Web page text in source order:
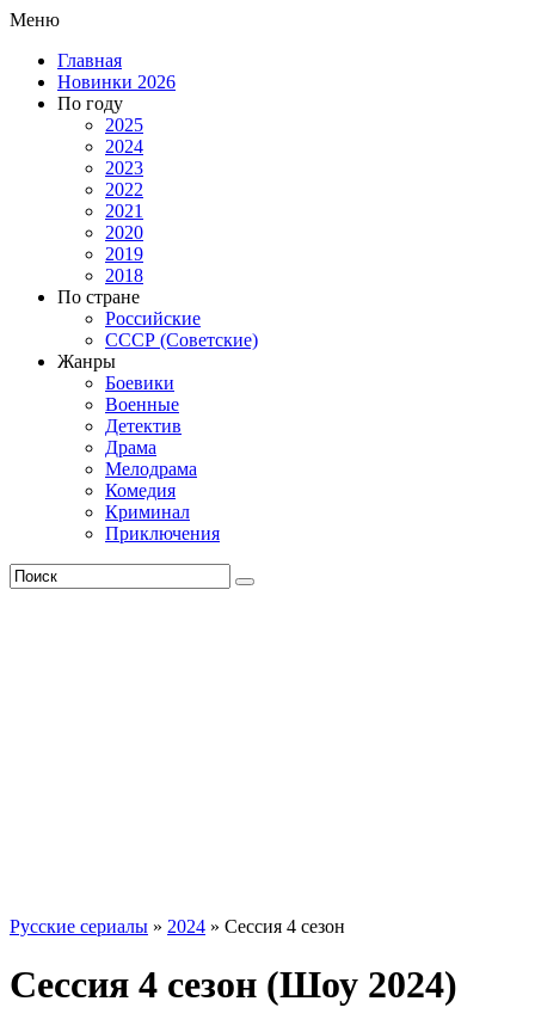
Меню
Главная
Новинки 2026
По году
2025
2024
2023
2022
2021
2020
2019
2018
По стране
Российские
СССР (Советские)
Жанры
Боевики
Военные
Детектив
Драма
Мелодрама
Комедия
Криминал
Приключения
Русские сериалы » 2024 » Сессия 4 сезон
Сессия 4 сезон (Шоу 2024)